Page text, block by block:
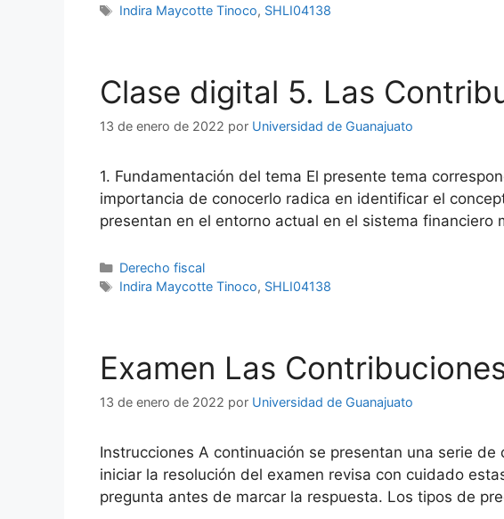
Etiquetas
Indira Maycotte Tinoco, SHLI04138
Clase digital 5. Las
13 de enero de 2022 por Universidad de Guanajuato
1. Fundamentación del tema El presente tema
importancia de conocerlo radica en identificar el
presentan en el entorno actual en el sistema financiero
Categorías
Derecho fiscal
Etiquetas
Indira Maycotte Tinoco, SHLI04138
Examen Las
13 de enero de 2022 por Universidad de Guanajuato
Instrucciones A continuación se presentan una serie
iniciar la resolución del examen revisa con cuidado
pregunta antes de marcar la respuesta. Los tipos de